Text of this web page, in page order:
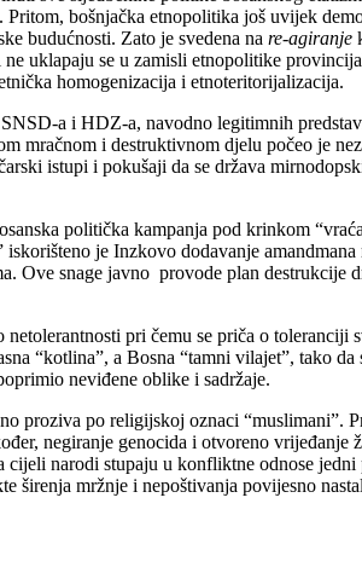
bošnjačka etnopolitika još uvijek
budućnosti. Zato je svedena na re-agiranje
uklapaju se u zamisli etnopolitike
homogenizacija i etnoteritorijalizacija.
a i HDZ-a, navodno legitimnih
mračnom i destruktivnom djelu počeo je
istupi i pokušaji da se država
politička kampanja pod krinkom
je Inzkovo dodavanje
Ove snage javno provode plan destrukcije
pri čemu se priča o toleranciji
“kotlina”, a Bosna “tamni vilajet”, tako da
neviđene oblike i sadržaje.
proziva po religijskoj oznaci “muslimani”.
negiranje genocida i otvoreno vrijeđanje
cijeli narodi stupaju u konfliktne odnose
širenja mržnje i nepoštivanja povijesno